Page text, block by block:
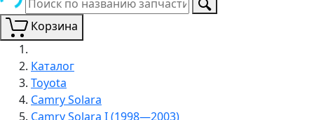
Корзина
Каталог
Toyota
Camry Solara
Camry Solara I (1998—2003)